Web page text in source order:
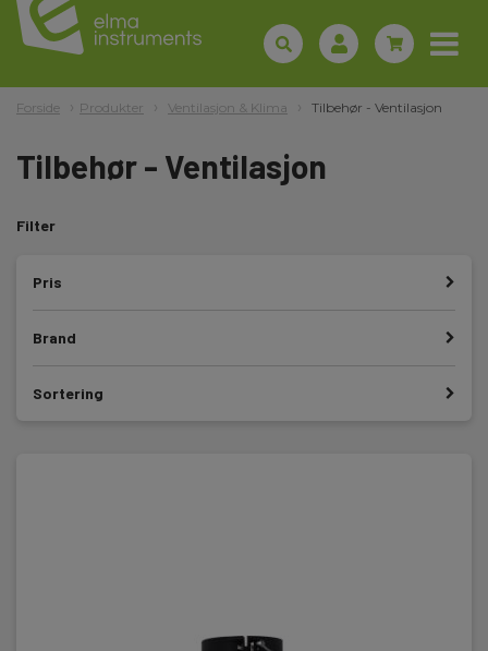
Forside Produkter Ventilasjon & Klima Tilbehør - Ventilasjon
Tilbehør - Ventilasjon
Filter
Pris
Brand
Sortering